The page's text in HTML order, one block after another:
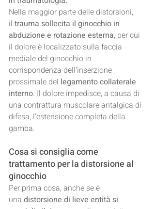
Nella maggior parte delle distorsioni,
il trauma sollecita il ginocchio in
abduzione e rotazione esterna, per cui
il dolore è localizzato sulla faccia
mediale del ginocchio in
corrispondenza dell’inserzione
prossimale del legamento collaterale
interno. Il dolore impedisce, a causa di
una contrattura muscolare antalgica di
difesa, l’estensione completa della
gamba.
Cosa si consiglia come
trattamento per la distorsione al
ginocchio
Per prima cosa, anche se è
una distorsione di lieve entità si